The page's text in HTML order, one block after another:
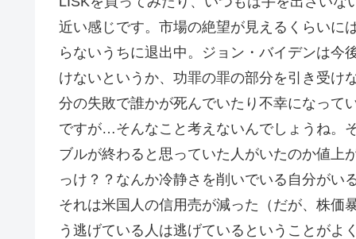
近い感じです。市場の絶望が見えるくらいに
らないうちに退出中。ジョン・バイデンは今
けないというか、功罪の罪の部分を引き受け
分の失敗で誰かが死んでいたり不幸になって
ですが…そんなこと考えないんでしょうね。
ブルが終わると思っていた人がいたのか値上
っけ？？なんか冷静さを削いでいる自分がい
それは米国人の信用売が減った（だが、株価
う逃げている人は逃げているということがよ